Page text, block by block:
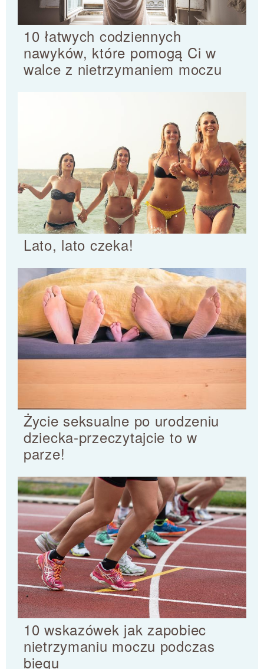
10 łatwych codziennych
nawyków, które pomogą Ci w
walce z nietrzymaniem moczu
Lato, lato czeka!
Życie seksualne po urodzeniu
dziecka-przeczytajcie to w
parze!
10 wskazówek jak zapobiec
nietrzymaniu moczu podczas
biegu